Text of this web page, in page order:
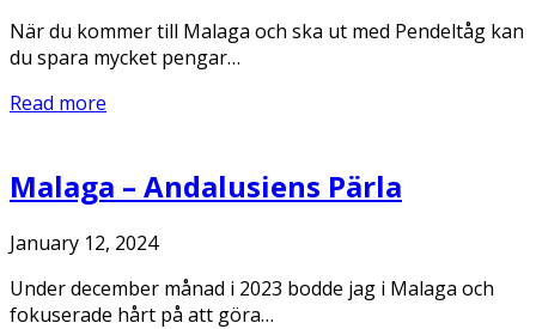
När du kommer till Malaga och ska ut med Pendeltåg kan
du spara mycket pengar…
Read more
Malaga – Andalusiens Pärla
January 12, 2024
Under december månad i 2023 bodde jag i Malaga och
fokuserade hårt på att göra…